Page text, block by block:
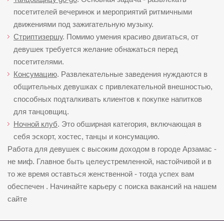
посетителей вечеринок и мероприятий ритмичными
движениями под зажигательную музыку.
Стриптизершу. Помимо умения красиво двигаться, от
девушек требуется желание обнажаться перед
посетителями.
Консумацию. Развлекательные заведения нуждаются в
общительных девушках с привлекательной внешностью,
способных подталкивать клиентов к покупке напитков
для танцовщиц.
Ночной клуб. Это обширная категория, включающая в
себя эскорт, хостес, танцы и консумацию.
Работа для девушек с высоким доходом в городе Арзамас -
не миф. Главное быть целеустремленной, настойчивой и в
то же время оставться женственной - тогда успех вам
обеспечен . Начинайте карьеру с поиска вакансий на нашем
сайте